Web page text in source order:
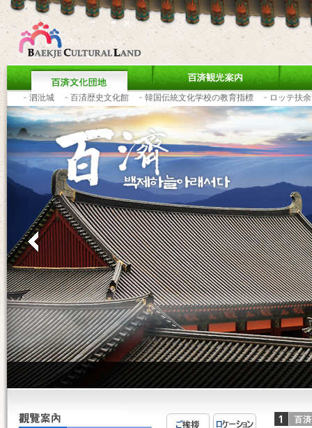
泗沘城 百済歴史文化館 韓国伝統文化学校の教育指標 ロッテ扶